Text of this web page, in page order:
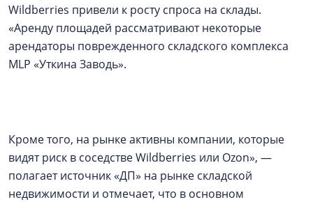
Wildberries привели к росту спроса на склады.
«Аренду площадей рассматривают некоторые
арендаторы поврежденного складского комплекса
MLP «Уткина Заводь».
Кроме того, на рынке активны компании, которые
видят риск в соседстве Wildberries или Ozon», —
полагает источник «ДП» на рынке складской
недвижимости и отмечает, что в основном